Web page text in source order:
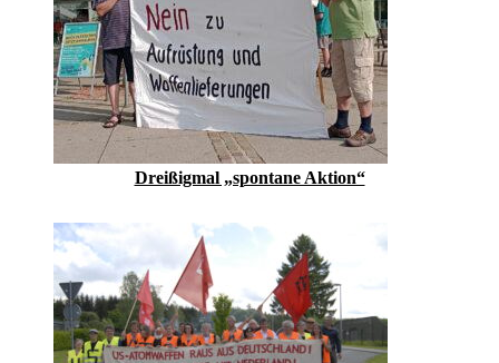
Dreißigmal „spontane Aktion“